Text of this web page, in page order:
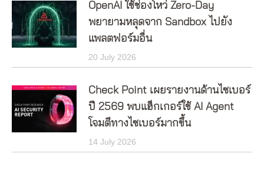
OpenAI ใช้ช่องโหว่ Zero-Day
พยายามหลุดจาก Sandbox ไปยัง
แพลตฟอร์มอื่น
20 July 2026
Check Point เผยรายงานด้านไซเบอร์
ปี 2569 พบแฮ็กเกอร์ใช้ AI Agent
โจมตีทางไซเบอร์มากขึ้น
14 July 2026